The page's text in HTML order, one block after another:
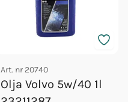
Art. nr 20740
Olja Volvo 5w/40 1l